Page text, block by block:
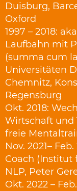
Duisburg,
Oxford
1997 – 2018:
Laufbahn mit
(summa cum
Universitäten
Chemnitz,
Regensburg
Okt. 2018:
Wirtschaft und
freie
Nov. 2021–
Coach (Institut
NLP, Peter
Okt. 2022 –